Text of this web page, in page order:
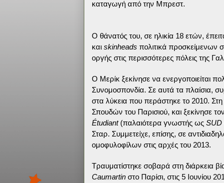
καταγωγή από την Μπρεστ.
Ο θάνατός του, σε ηλικία 18 ετών,
και skinheads πολιτικά προσκείμενων
οργής στις περισσότερες πόλεις της
Ο Μερίκ ξεκίνησε να ενεργοποιείται
Συνομοσπονδία. Σε αυτά τα πλαίσια,
στα λύκεια που περάστηκε το 2010. Στη
Σπουδών του Παρισιού, και ξεκίνησε
Étudiant(παλαιότερα γνωστής ως SUD
Σταρ. Συμμετείχε, επίσης, σε
ομοφυλοφίλων στις αρχές του 2013.
Τραυματίστηκε σοβαρά στη διάρκεια
Caumartin στο Παρίσι, στις 5 Ιουνίου